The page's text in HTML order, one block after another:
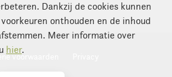
voorwaarden
Dankzij de cookies kunnen
onthouden en de inhoud
Meer informatie over
hier.